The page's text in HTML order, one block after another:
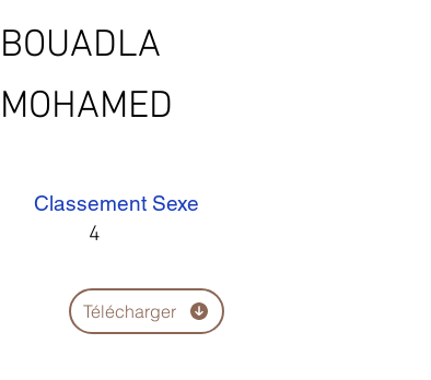
BOUADLA
MOHAMED
4
Classement Sexe
Télécharger